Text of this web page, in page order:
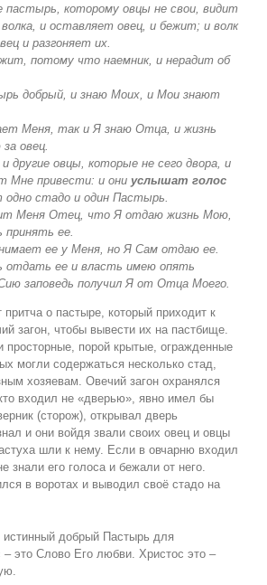
пастырь, которому овцы не свои, видит
и оставляет овец, и бежит; и волк
и разгоняет их.
потому что наемник, и нерадит об
добрый, и знаю Моих, и Мои знают
Меня, так и Я знаю Отца, и жизнь
овец.
другие овцы, которые не сего двора, и
Мне привести: и они услышат голос
одно стадо и один Пастырь.
Меня Отец, что Я отдаю жизнь Мою,
ее.
ее у Меня, но Я Сам отдаю ее.
отдать ее и власть имею опять
заповедь получил Я от Отца Моего.
притча о пастыре, который приходит к
загон, чтобы вывести их на пастбище.
просторные, порой крытые, огражденные
могли содержаться несколько стад,
хозяевам. Овечий загон охранялся
входил не «дверью», явно имел бы
(сторож), открывал дверь
и они войдя звали своих овец и овцы
шли к нему. Если в овчарню входил
знали его голоса и бежали от него.
в воротах и выводил своё стадо на
истинный добрый Пастырь для
– это Слово Его любви. Христос это –